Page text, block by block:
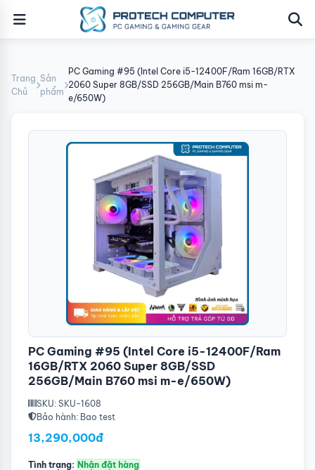
Trang
Chủ
Sản
phẩm
PC Gaming #95 (Intel Core i5-12400F/Ram 16GB/RTX
2060 Super 8GB/SSD 256GB/Main B760 msi m-
e/650W)
PC Gaming #95 (Intel Core i5-12400F/Ram
16GB/RTX 2060 Super 8GB/SSD
256GB/Main B760 msi m-e/650W)
SKU: SKU-1608
Bảo hành: Bao test
13,290,000đ
Tình trạng: Nhận đặt hàng